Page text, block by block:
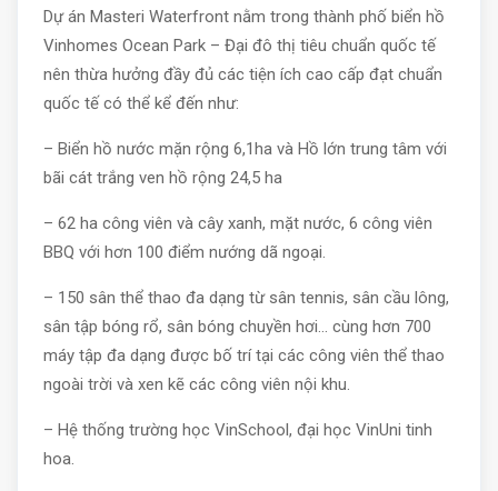
Dự án Masteri Waterfront nằm trong thành phố biển hồ
Vinhomes Ocean Park – Đại đô thị tiêu chuẩn quốc tế
nên thừa hưởng đầy đủ các tiện ích cao cấp đạt chuẩn
quốc tế có thể kể đến như:
– Biển hồ nước mặn rộng 6,1ha và Hồ lớn trung tâm với
bãi cát trắng ven hồ rộng 24,5 ha
– 62 ha công viên và cây xanh, mặt nước, 6 công viên
BBQ với hơn 100 điểm nướng dã ngoại.
– 150 sân thể thao đa dạng từ sân tennis, sân cầu lông,
sân tập bóng rổ, sân bóng chuyền hơi… cùng hơn 700
máy tập đa dạng được bố trí tại các công viên thể thao
ngoài trời và xen kẽ các công viên nội khu.
– Hệ thống trường học VinSchool, đại học VinUni tinh
hoa.